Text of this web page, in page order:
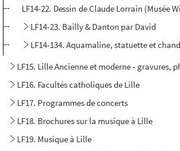
LF14-22. Dessin de Claude Lorrain (Musée
LF14-23. Bailly & Danton par David
LF14-134. Aquamaline, statuette et
LF15. Lille Ancienne et moderne - gravures,
LF16. Facultés catholiques de Lille
LF17. Programmes de concerts
LF18. Brochures sur la musique à Lille
LF19. Musique à Lille